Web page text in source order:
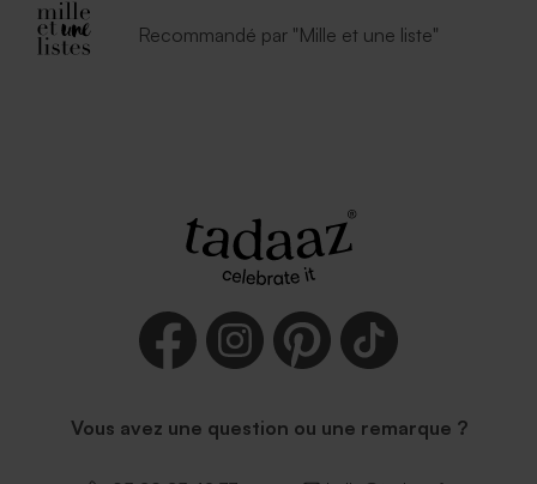
Jolie enveloppe noire Petite enveloppe bleue
rectangulaire (14 x 12,5 cm)
mouchetée papier naturel
Recommandé par "Mille et une liste"
Vous avez une question ou une remarque ?